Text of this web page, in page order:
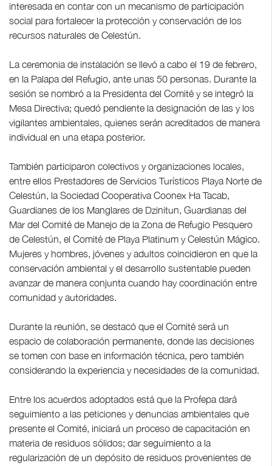
interesada en contar con un mecanismo de participación
social para fortalecer la protección y conservación de los
recursos naturales de Celestún.
La ceremonia de instalación se llevó a cabo el 19 de febrero,
en la Palapa del Refugio, ante unas 50 personas. Durante la
sesión se nombró a la Presidenta del Comité y se integró la
Mesa Directiva; quedó pendiente la designación de las y los
vigilantes ambientales, quienes serán acreditados de manera
individual en una etapa posterior.
También participaron colectivos y organizaciones locales,
entre ellos Prestadores de Servicios Turísticos Playa Norte de
Celestún, la Sociedad Cooperativa Coonex Ha Tacab,
Guardianes de los Manglares de Dzinitun, Guardianas del
Mar del Comité de Manejo de la Zona de Refugio Pesquero
de Celestún, el Comité de Playa Platinum y Celestún Mágico.
Mujeres y hombres, jóvenes y adultos coincidieron en que la
conservación ambiental y el desarrollo sustentable pueden
avanzar de manera conjunta cuando hay coordinación entre
comunidad y autoridades.
Durante la reunión, se destacó que el Comité será un
espacio de colaboración permanente, donde las decisiones
se tomen con base en información técnica, pero también
considerando la experiencia y necesidades de la comunidad.
Entre los acuerdos adoptados está que la Profepa dará
seguimiento a las peticiones y denuncias ambientales que
presente el Comité, iniciará un proceso de capacitación en
materia de residuos sólidos; dar seguimiento a la
regularización de un depósito de residuos provenientes de